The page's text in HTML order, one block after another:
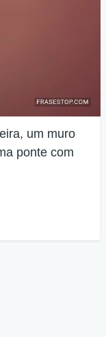
um muro
ponte com